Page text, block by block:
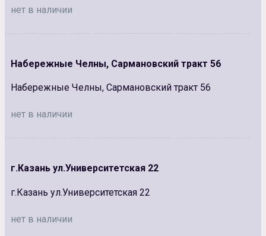
нет в наличии
Набережные Челны, Сармановский тракт 56
Набережные Челны, Сармановский тракт 56
нет в наличии
г.Казань ул.Университетская 22
г.Казань ул.Университетская 22
нет в наличии